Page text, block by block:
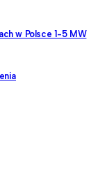
w Polsce 1-5 MW